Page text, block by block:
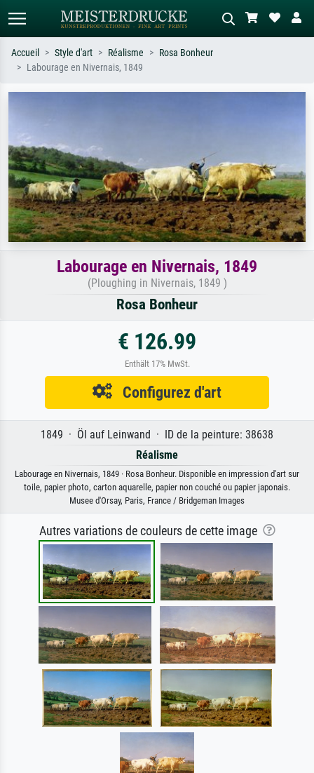
Accueil Style d'art Réalisme
Rosa Bonheur
Labourage en Nivernais, 1849
Labourage en Nivernais, 1849
(Ploughing in Nivernais, 1849 )
Rosa Bonheur
€ 126.99
Enthält 17% MwSt.
Configurez d'art
1849 · Öl auf Leinwand · ID de la peinture: 38638
Réalisme
Labourage en Nivernais, 1849 · Rosa Bonheur. Disponible en impression d'art sur
toile, papier photo, carton aquarelle, papier non couché ou papier japonais.
Musee d'Orsay, Paris, France / Bridgeman Images
Autres variations de couleurs de cette image